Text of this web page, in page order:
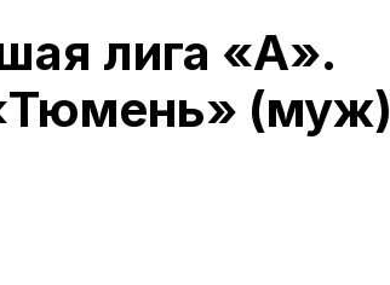
лига «А».
(муж)